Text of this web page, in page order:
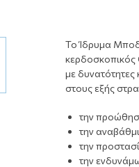
Το Ίδρυμα
κερδοσκοπικός
με δυνατότητες
στους εξής
την
την
την
την